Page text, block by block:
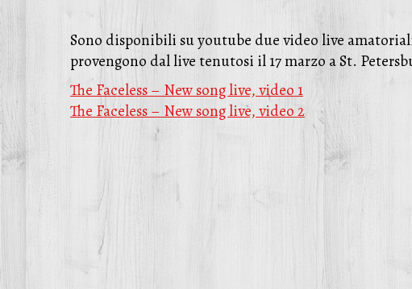
Sono disponibili su youtube due video live
provengono dal live tenutosi il 17 marzo a St.
The Faceless – New song live, video 1
The Faceless – New song live, video 2